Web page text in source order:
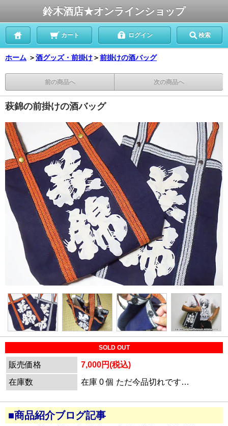
鈴木酒店★オンラインショップ
カート ログイン 検索
ホーム ＞酒グッズ・前掛け＞前掛けの酒バッグ
前の商品へ 次の商品へ
萩錦の前掛けの酒バッグ
SOLD OUT
販売価格
7,000円(税込)
在庫数
在庫 0 個 ただ今品切れです…
■商品紹介ブログ記事